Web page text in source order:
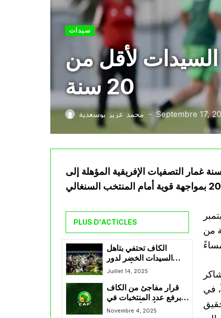
سيدات
السيدات لأقل من
20 سنة
محمد عزيز بوسعدية — Septembre 17,
سيدات المنتخب الوطني الجزائري لأقل من 20 سنة غمار التصفيات الإفريقية المؤهلة إلى
PLUS D'ACTICLES
الكاف تحتفي بتاهل
السيدات الخضر لدور
الربع نهائي من كأس امم
Juillet 14, 2025
قرار مفاجئ من الكاف
برفع عدد المنتخبات في
كأس أمم إفريقيا
Novembre 4, 2025
الذهاب يوم 20 سبتمبر
من
في